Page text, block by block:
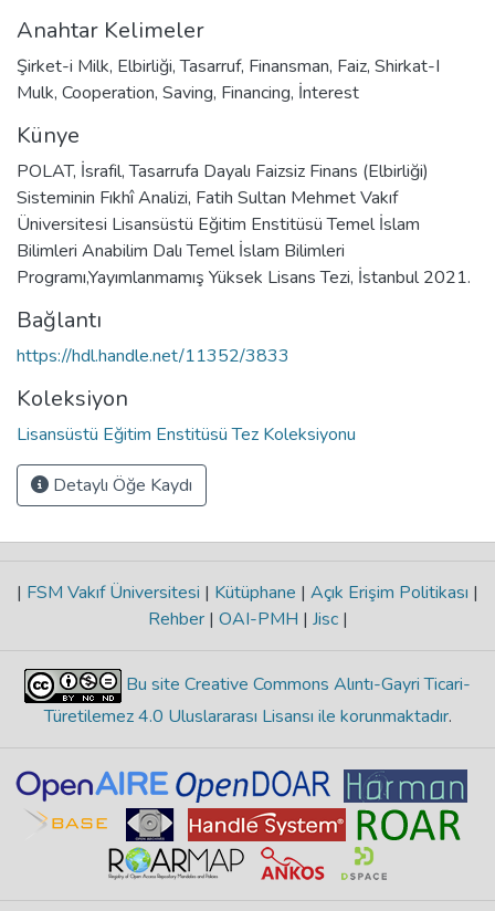
Anahtar Kelimeler
Şirket-i Milk, Elbirliği,Tasarruf, Finansman, Faiz, Shirkat-I
Mulk, Cooperation, Saving, Financing, İnterest
Künye
POLAT, İsrafil, Tasarrufa Dayalı Faizsiz Finans (Elbirliği)
Sisteminin Fıkhî Analizi, Fatih Sultan Mehmet Vakıf
Üniversitesi Lisansüstü Eğitim Enstitüsü Temel İslam
Bilimleri Anabilim Dalı Temel İslam Bilimleri
Programı,Yayımlanmamış Yüksek Lisans Tezi, İstanbul 2021.
Bağlantı
https://hdl.handle.net/11352/3833
Koleksiyon
Lisansüstü Eğitim Enstitüsü Tez Koleksiyonu
Detaylı Öğe Kaydı
| FSM Vakıf Üniversitesi | Kütüphane | Açık Erişim Politikası |
Rehber | OAI-PMH | Jisc |
Bu site Creative Commons Alıntı-Gayri Ticari-
Türetilemez 4.0 Uluslararası Lisansı ile korunmaktadır.